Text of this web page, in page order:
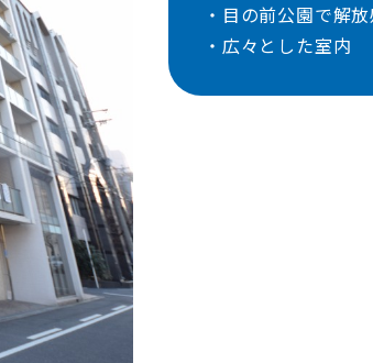
・目の前公園で解
・広々とした室内